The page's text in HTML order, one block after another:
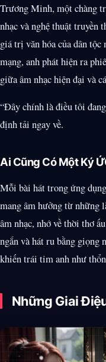
Trương Minh, một chàng
nhạc và nghệ thuật truyền
giá trị văn hóa của dân
mạng, anh phát hiện ra
giữa âm nhạc hiện đại và
“Đây chính là điều tôi
định tải ngay về.
Ai Cũng Có Một Ký
Mỗi bài hát trong ứng
mang âm hưởng từ những
âm nhạc, nhớ về thời thơ
ngắn và hát ru bằng giọng
khiến trái tim anh như
Những Giai